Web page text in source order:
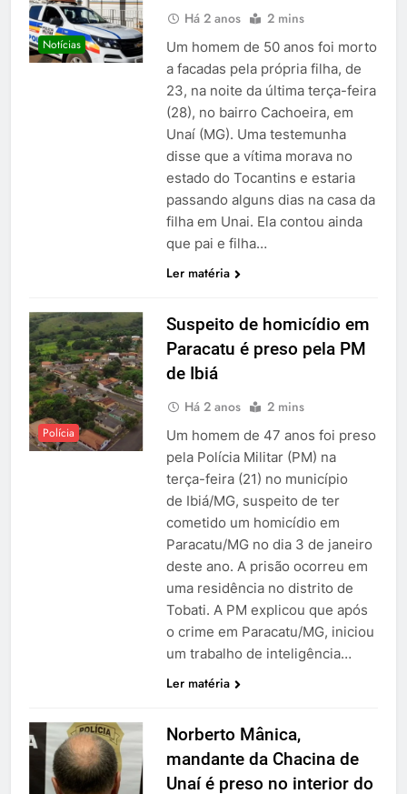
Notícias
Há 2 anos 2 mins
Um homem de 50 anos foi morto
a facadas pela própria filha, de
23, na noite da última terça-feira
(28), no bairro Cachoeira, em
Unaí (MG). Uma testemunha
disse que a vítima morava no
estado do Tocantins e estaria
passando alguns dias na casa da
filha em Unai. Ela contou ainda
que pai e filha…
Ler matéria
Polícia
Suspeito de homicídio em
Paracatu é preso pela PM
de Ibiá
Há 2 anos 2 mins
Um homem de 47 anos foi preso
pela Polícia Militar (PM) na
terça-feira (21) no município
de Ibiá/MG, suspeito de ter
cometido um homicídio em
Paracatu/MG no dia 3 de janeiro
deste ano. A prisão ocorreu em
uma residência no distrito de
Tobati. A PM explicou que após
o crime em Paracatu/MG, iniciou
um trabalho de inteligência…
Ler matéria
Norberto Mânica,
mandante da Chacina de
Unaí é preso no interior do